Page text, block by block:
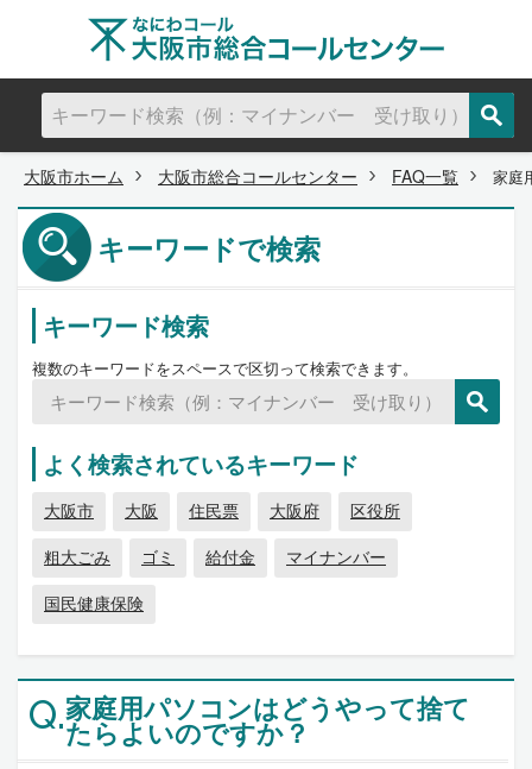
大阪市ホーム 大阪市総合コールセンター FAQ一覧 家庭
キーワードで検索
キーワード検索
複数のキーワードをスペースで区切って検索できます。
よく検索されているキーワード
大阪市 大阪 住民票 大阪府
区役所
粗大ごみ
ゴミ 給付金
マイナンバー
国民健康保険
Q.家庭用パソコンはどうやって捨て
たらよいのですか？